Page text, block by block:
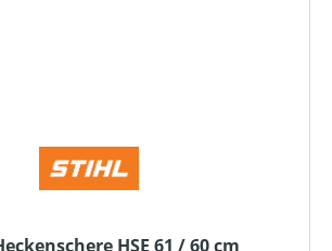
HSE 61 / 60 cm